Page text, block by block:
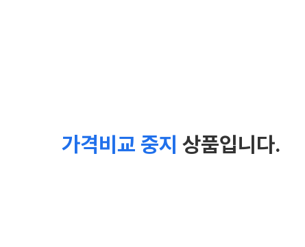
가격비교 중지 상품입니다.